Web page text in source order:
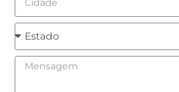
Estado
Mensagem